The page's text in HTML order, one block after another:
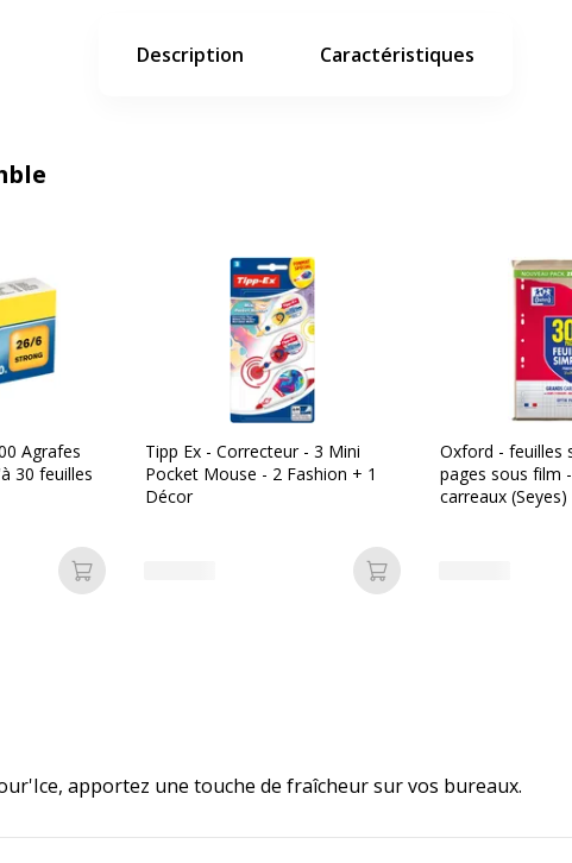
Description Caractéristiques
Agrafes
30 feuilles
Ajouter au panier
Tipp Ex - Correcteur - 3 Mini
Pocket Mouse - 2 Fashion + 1
Décor
Ajouter au panier
Oxford - feuilles
pages sous film
carreaux
apportez une touche de fraîcheur sur vos bureaux.